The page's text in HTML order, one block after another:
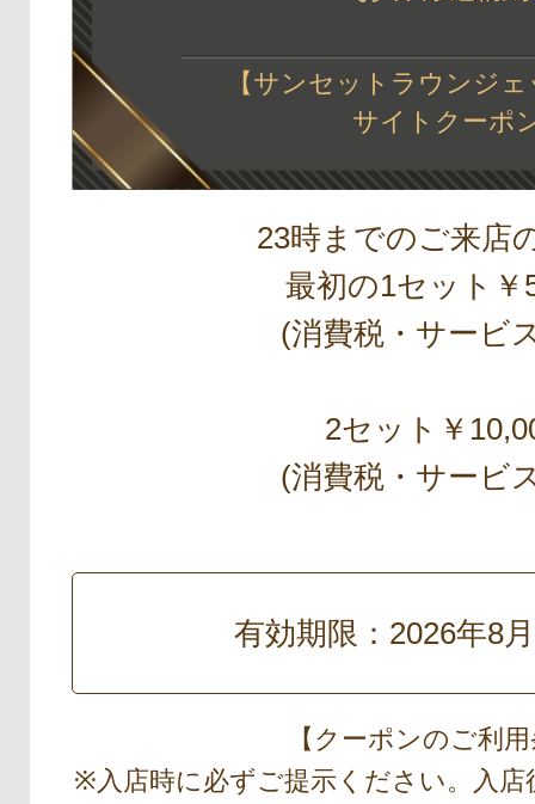
【サンセットラウンジ
サイトクーポ
23時までのご来店
最初の1セット￥
(消費税・サービ
2セット￥
(消費税・サービ
有効期限：2026年8
【クーポンのご利
※入店時に必ずご提示ください。入